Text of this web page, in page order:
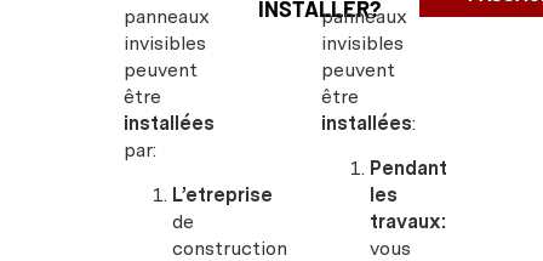
panneaux
invisibles
peuvent
être
installées
par:
L’etreprise
de
construction
INSTALLER?
panneaux
invisibles
peuvent
être
installées:
Pendant
les
travaux:
vous